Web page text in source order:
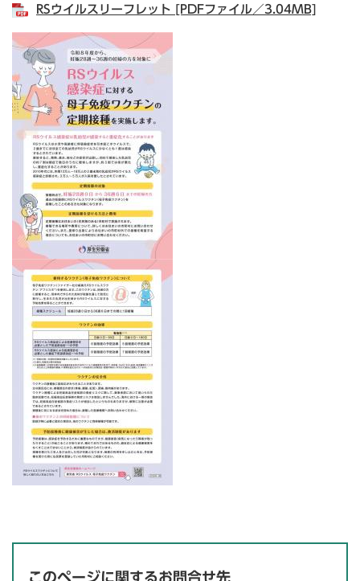
RSウイルスリーフレット [PDFファイル／3.04MB]
このページに関するお問合せ先